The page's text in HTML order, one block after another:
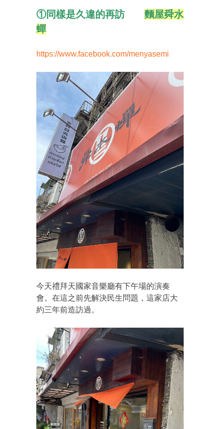
①同樣是久違的再訪 麵屋舜水
蟬
https://www.facebook.com/menyasemi
今天禮拜天國家音樂廳有下午場的演奏
會。在這之前先解決民生問題，這家店大
約三年前造訪過。